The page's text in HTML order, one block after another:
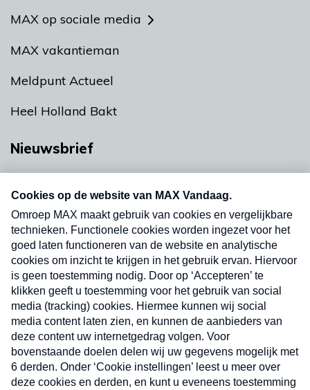
MAX op sociale media
MAX vakantieman
Meldpunt Actueel
Heel Holland Bakt
Nieuwsbrief
nieuwsbrief. Elke vrijdag- en dinsdagochtend in
uw mailbox.
Verzend
Nieuwsbrief